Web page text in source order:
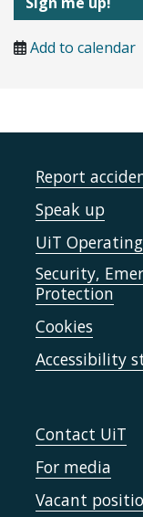
Add to calendar
Report
Speak up
UiT
Security,
Protection
Cookies
Accessibility
Contact UiT
For media
Vacant